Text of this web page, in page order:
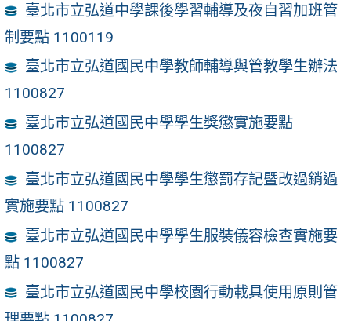
臺北市立弘道中學課後學習輔導及夜自習加班管
制要點 1100119
臺北市立弘道國民中學教師輔導與管教學生辦法
1100827
臺北市立弘道國民中學學生獎懲實施要點
1100827
臺北市立弘道國民中學學生懲罰存記暨改過銷過
實施要點 1100827
臺北市立弘道國民中學學生服裝儀容檢查實施要
點 1100827
臺北市立弘道國民中學校園行動載具使用原則管